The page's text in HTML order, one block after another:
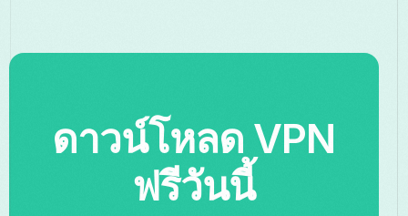
ดาวน์โหลด VPN
ฟรีวันนี้